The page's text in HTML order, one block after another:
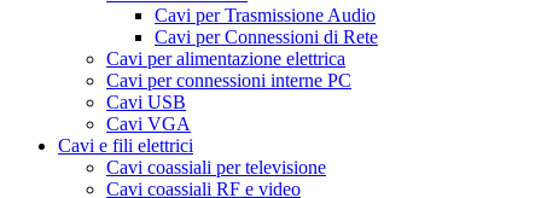
Cavi per Trasmissione Audio
Cavi per Connessioni di Rete
Cavi per alimentazione elettrica
Cavi per connessioni interne PC
Cavi USB
Cavi VGA
Cavi e fili elettrici
Cavi coassiali per televisione
Cavi coassiali RF e video